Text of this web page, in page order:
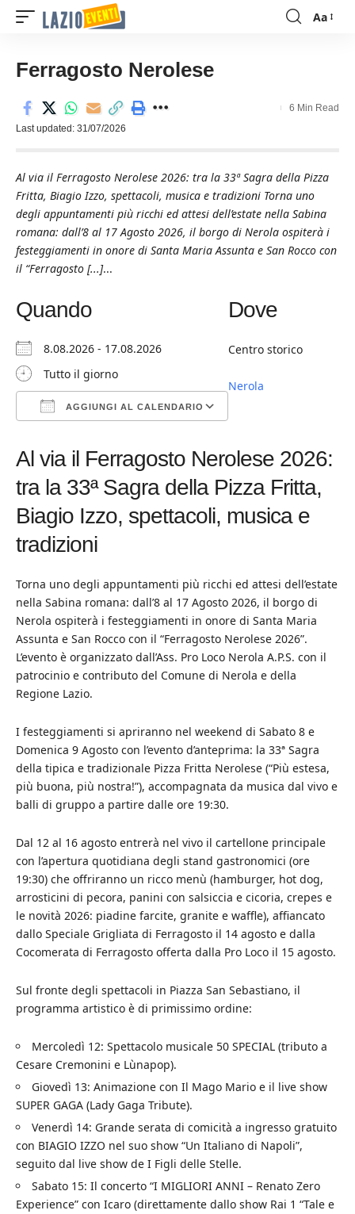
Font
Aa
Ferragosto Nerolese
Last updated: 31/07/2026
6 Min Read
Al via il Ferragosto Nerolese 2026: tra la 33ª Sagra della Pizza
Fritta, Biagio Izzo, spettacoli, musica e tradizioni Torna uno
degli appuntamenti più ricchi ed attesi dell’estate nella Sabina
romana: dall’8 al 17 Agosto 2026, il borgo di Nerola ospiterà i
festeggiamenti in onore di Santa Maria Assunta e San Rocco con
il “Ferragosto [...]...
Quando
8.08.2026 - 17.08.2026
Tutto il giorno
AGGIUNGI AL CALENDARIO
Dove
Centro storico
Nerola
Al via il Ferragosto Nerolese 2026:
tra la 33ª Sagra della Pizza Fritta,
Biagio Izzo, spettacoli, musica e
tradizioni
Torna uno degli appuntamenti più ricchi ed attesi dell’estate
nella Sabina romana: dall’8 al 17 Agosto 2026, il borgo di
Nerola ospiterà i festeggiamenti in onore di Santa Maria
Assunta e San Rocco con il “Ferragosto Nerolese 2026”.
L’evento è organizzato dall’Ass. Pro Loco Nerola A.P.S. con il
patrocinio e contributo del Comune di Nerola e della
Regione Lazio.
I festeggiamenti si apriranno nel weekend di Sabato 8 e
Domenica 9 Agosto con l’evento d’anteprima: la 33ª Sagra
della tipica e tradizionale Pizza Fritta Nerolese (“Più estesa,
più buona, più nostra!”), accompagnata da musica dal vivo e
balli di gruppo a partire dalle ore 19:30.
Dal 12 al 16 agosto entrerà nel vivo il cartellone principale
con l’apertura quotidiana degli stand gastronomici (ore
19:30) che offriranno un ricco menù (hamburger, hot dog,
arrosticini di pecora, panini con salsiccia e cicoria, crepes e
le novità 2026: piadine farcite, granite e waffle), affiancato
dallo Speciale Grigliata di Ferragosto il 14 agosto e dalla
Cocomerata di Ferragosto offerta dalla Pro Loco il 15 agosto.
Sul fronte degli spettacoli in Piazza San Sebastiano, il
programma artistico è di primissimo ordine:
Mercoledì 12: Spettacolo musicale 50 SPECIAL (tributo a
Cesare Cremonini e Lùnapop).
Giovedì 13: Animazione con Il Mago Mario e il live show
SUPER GAGA (Lady Gaga Tribute).
Venerdì 14: Grande serata di comicità a ingresso gratuito
con BIAGIO IZZO nel suo show “Un Italiano di Napoli”,
seguito dal live show de I Figli delle Stelle.
Sabato 15: Il concerto “I MIGLIORI ANNI – Renato Zero
Experience” con Icaro (direttamente dallo show Rai 1 “Tale e